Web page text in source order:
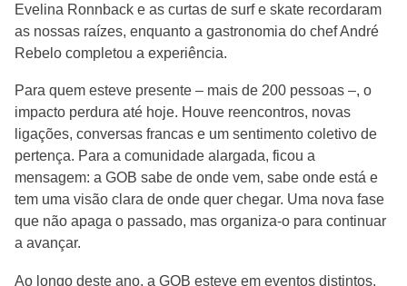
Evelina Ronnback e as curtas de surf e skate recordaram
as nossas raízes, enquanto a gastronomia do chef André
Rebelo completou a experiência.
Para quem esteve presente – mais de 200 pessoas –, o
impacto perdura até hoje. Houve reencontros, novas
ligações, conversas francas e um sentimento coletivo de
pertença. Para a comunidade alargada, ficou a
mensagem: a GOB sabe de onde vem, sabe onde está e
tem uma visão clara de onde quer chegar. Uma nova fase
que não apaga o passado, mas organiza-o para continuar
a avançar.
Ao longo deste ano, a GOB esteve em eventos distintos,